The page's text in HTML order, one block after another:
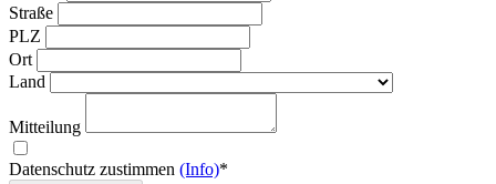
Straße
PLZ
Ort
Land
Mitteilung
Datenschutz zustimmen (Info)*